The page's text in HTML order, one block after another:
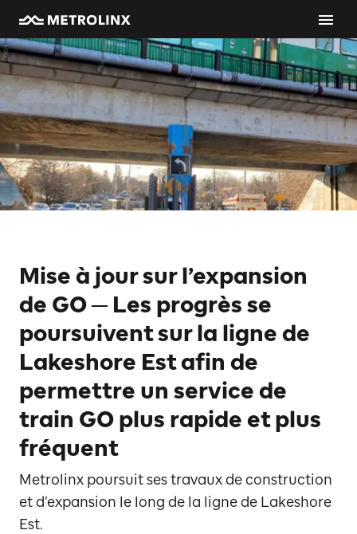
Mise à jour sur l’expansion
de GO ─ Les progrès se
poursuivent sur la ligne de
Lakeshore Est afin de
permettre un service de
train GO plus rapide et plus
fréquent
Metrolinx poursuit ses travaux de construction
et d’expansion le long de la ligne de Lakeshore
Est.